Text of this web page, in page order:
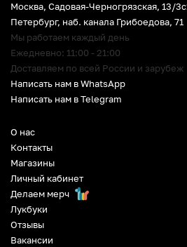
О нас
Контакты
Магазины
Личный кабинет
Делаем мерч
Лукбуки
Отзывы
Вакансии
Москва, Садовая-Черногрязская, 13/
Петербург, наб. канала Грибоедова, 71
Мы работаем каждый день
Ежедневно: 11:00 - 21:00
Доставляем по всей России и зарубеж
Написать нам в WhatsApp
Написать нам в Telegram